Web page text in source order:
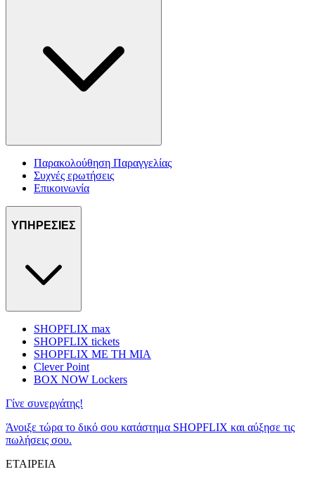
Παρακολούθηση Παραγγελίας
Συχνές ερωτήσεις
Επικοινωνία
ΥΠΗΡΕΣΙΕΣ
SHOPFLIX max
SHOPFLIX tickets
SHOPFLIX ΜΕ ΤΗ ΜΙΑ
Clever Point
BOX NOW Lockers
Γίνε συνεργάτης!
Άνοιξε τώρα το δικό σου κατάστημα SHOPFLIX και αύξησε τις
πωλήσεις σου.
ΕΤΑΙΡΕΙΑ